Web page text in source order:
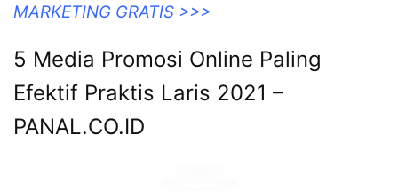
MARKETING GRATIS >>>
5 Media Promosi Online Paling
Efektif Praktis Laris 2021 –
PANAL.CO.ID